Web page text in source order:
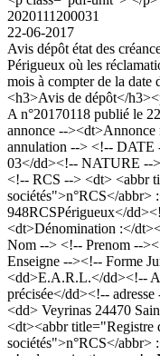
2020111200031
22-06-2017
Avis dépôt état des
Périgueux où les
mois à compter de la date
<h3>Avis de dépôt</
A n°20170118 publié le
annonce --
annulation --> <!-- DATE
03</dd><!-- NATURE -->
<!-- RCS --> <dt> <abbr
sociétés">n°RCS</abbr>
948RCSPérigueux</
<dt>Dénomination :</
Nom --> <!-- Prenom --
Enseigne --><!-- Forme
<dd>E.A.R.L.</dd><!--
précisée</dd><!--
<dd> Veyrinas 24470
<dt><abbr title="Registre
sociétés">n°RCS</